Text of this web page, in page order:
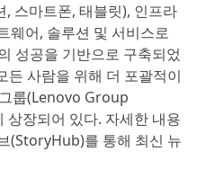
, 스마트폰, 태블릿), 인프라
웨어, 솔루션 및 서비스로
성공을 기반으로 구축되었
든 사람을 위해 더 포괄적이
룹(Lenovo Group
상장되어 있다. 자세한 내용
(StoryHub)를 통해 최신 뉴